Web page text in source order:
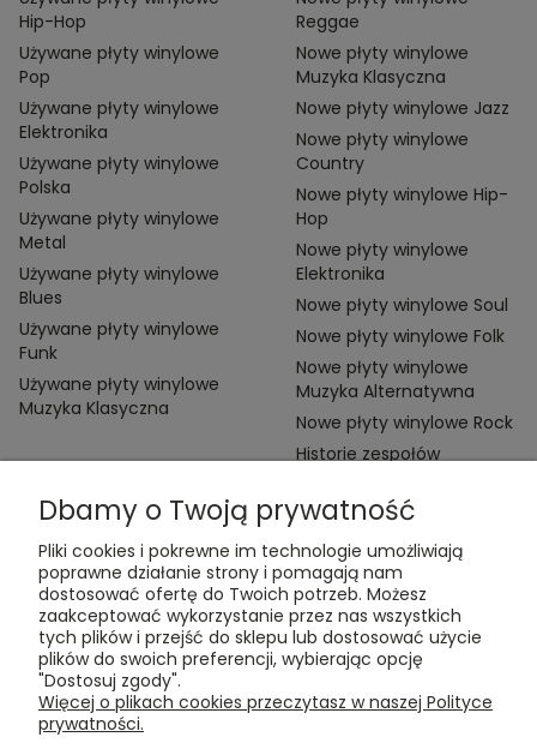
Hip-Hop
Używane płyty winylowe
Pop
Używane płyty winylowe
Elektronika
Używane płyty winylowe
Polska
Używane płyty winylowe
Metal
Używane płyty winylowe
Blues
Używane płyty winylowe
Funk
Używane płyty winylowe
Muzyka Klasyczna
Reggae
Nowe płyty winylowe
Muzyka Klasyczna
Nowe płyty winylowe Jazz
Nowe płyty winylowe
Country
Nowe płyty winylowe Hip-
Hop
Nowe płyty winylowe
Elektronika
Nowe płyty winylowe Soul
Nowe płyty winylowe Folk
Nowe płyty winylowe
Muzyka Alternatywna
Nowe płyty winylowe Rock
Historie zespołów
Kontakt:
t:+48 609 155 327
e:vinyltamka@gmail.com
ul. Chmielna 20, 00-020 Warszawa
Dbamy o Twoją prywatność
Pliki cookies i pokrewne im technologie umożliwiają
poprawne działanie strony i pomagają nam
dostosować ofertę do Twoich potrzeb. Możesz
zaakceptować wykorzystanie przez nas wszystkich
tych plików i przejść do sklepu lub dostosować użycie
plików do swoich preferencji, wybierając opcję
"Dostosuj zgody".
Więcej o plikach cookies przeczytasz w naszej Polityce
prywatności.